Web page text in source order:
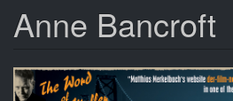
Anne Bancroft